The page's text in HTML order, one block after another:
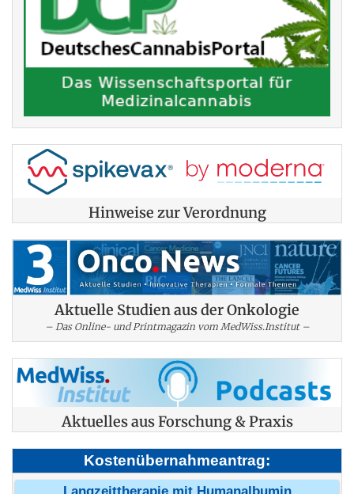
Hinweise zur Verordnung
Aktuelle Studien aus der Onkologie
– Das Online- und Printmagazin vom MedWiss.Institut –
Aktuelles aus Forschung & Praxis
Kostenübernahmeantrag:
Langzeittherapie mit Humanalbumin